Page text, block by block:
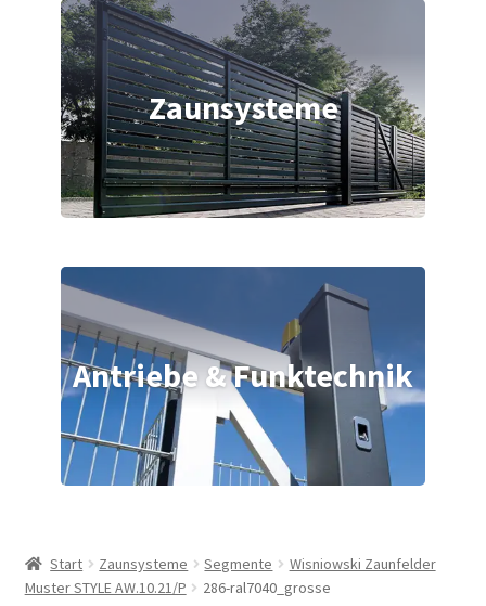
Zaunsysteme
Antriebe & Funktechnik
Start Zaunsysteme Segmente
Wisniowski Zaunfelder
Muster STYLE AW.10.21/P
286-ral7040_grosse